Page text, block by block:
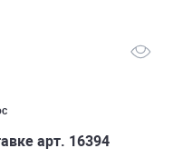
арт. 16394